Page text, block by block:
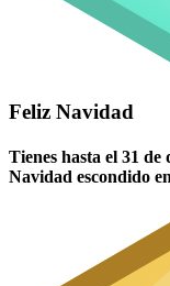
Feliz Navidad
Tienes hasta el 31
Navidad escondido